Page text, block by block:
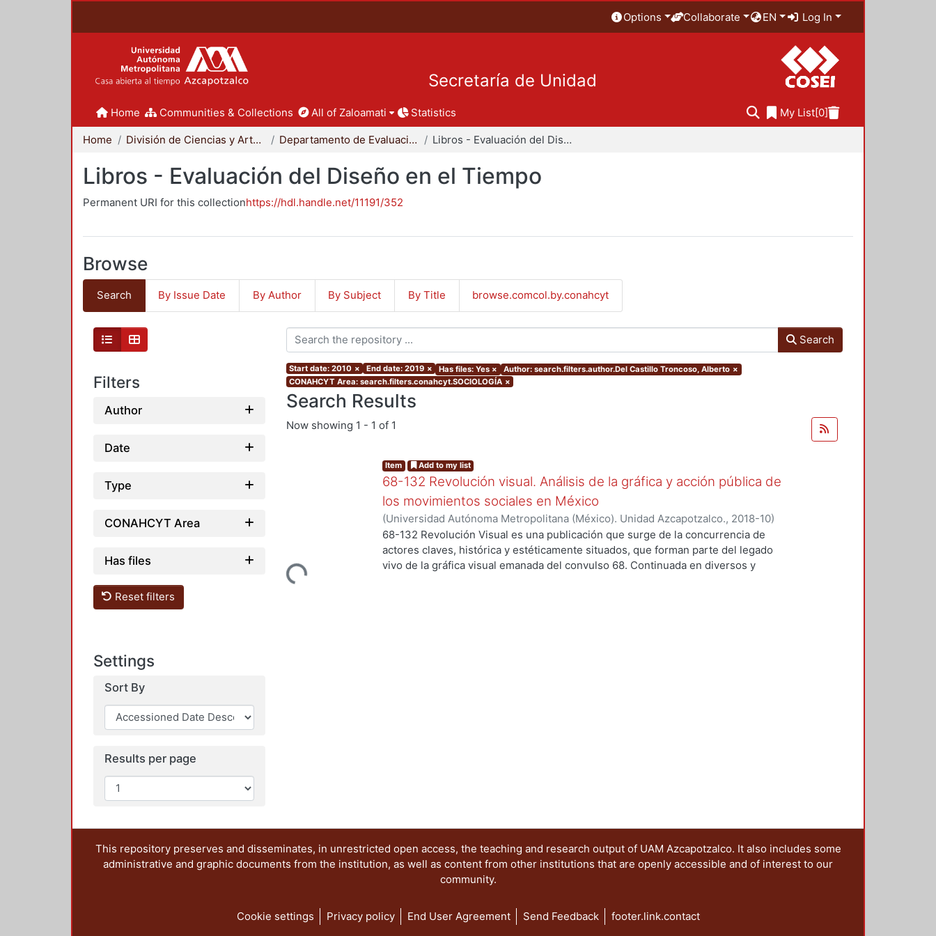
Options Collaborate EN Log In
Secretaría de Unidad
Home Communities & Collections All of Zaloamati Statistics My List[0]
Home División de Ciencias y Artes para el Diseño Departamento de Evaluación del Diseño en el Tiempo Libros - Evaluación del Diseño en el Tiempo
Libros - Evaluación del Diseño en el Tiempo
Permanent URI for this collectionhttps://hdl.handle.net/11191/352
Browse
Search By Issue Date By Author By Subject By Title browse.comcol.by.conahcyt
Filters
Author
Date
Type
CONAHCYT Area
Has files
Reset filters
Settings
Sort By
Results per page
Search
Start date: 2010 × End date: 2019 × Has files: Yes × Author: search.filters.author.Del Castillo Troncoso, Alberto ×
CONAHCYT Area: search.filters.conahcyt.SOCIOLOGÍA ×
Search Results
Now showing 1 - 1 of 1
Loading...
Item Add to my list
68-132 Revolución visual. Análisis de la gráfica y acción pública de
los movimientos sociales en México
(Universidad Autónoma Metropolitana (México). Unidad Azcapotzalco., 2018-10)
Ortiz Leroux, Jorge Gabriel;Arroyo Pedroza, Verónica;Lizarazo Arias, Diego;Pérez
Vega, Jorge;Del Castillo Troncoso, Alberto;Quiroz Trejo, Jose Othon;Aquino
Casas, Arnulfo;Tamayo, Sergio;Moreno Corso, Alejandro;Hijar Gonzalez, Cristina
68-132 Revolución Visual es una publicación que surge de la concurrencia de
actores claves, histórica y estéticamente situados, que forman parte del legado
vivo de la gráfica visual emanada del convulso 68. Continuada en diversos y
apuntaló la lucha democrática a varios niveles y escalas territoriales; en tercer
lugar, al problematizar el carácter y singularidad de las imágenes de la protesta del
movimiento #YoSoy132, así como sus afluentes y proyecciones significativas.
This repository preserves and disseminates, in unrestricted open access, the teaching and research output of UAM Azcapotzalco. It also includes some
administrative and graphic documents from the institution, as well as content from other institutions that are openly accessible and of interest to our
community.
Cookie settings Privacy policy End User Agreement Send Feedback footer.link.contact